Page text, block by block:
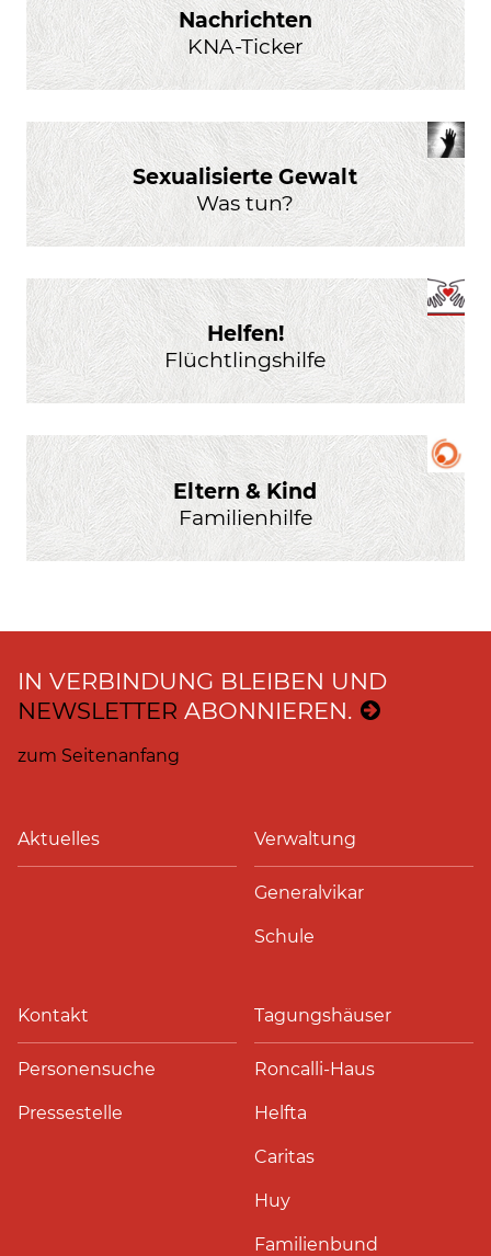
Nachrichten
KNA-Ticker
Sexualisierte Gewalt
Was tun?
Helfen!
Flüchtlingshilfe
Eltern & Kind
Familienhilfe
IN VERBINDUNG BLEIBEN UND
NEWSLETTER ABONNIEREN.
zum Seitenanfang
Aktuelles Verwaltung
Generalvikar
Schule
Kontakt
Personensuche
Pressestelle
Tagungshäuser
Roncalli-Haus
Helfta
Caritas
Huy
Familienbund